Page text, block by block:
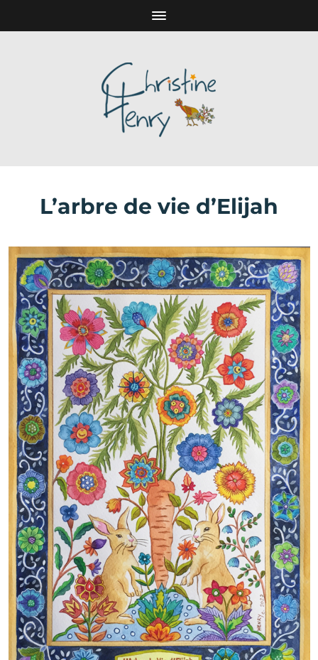
L’arbre de vie d’Elijah